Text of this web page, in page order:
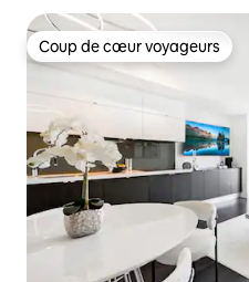
Coup de cœur voyageurs
Coup de cœur voyageurs